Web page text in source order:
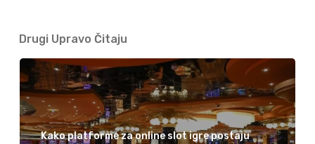
Drugi Upravo Čitaju
Kako platforme za online slot igre postaju